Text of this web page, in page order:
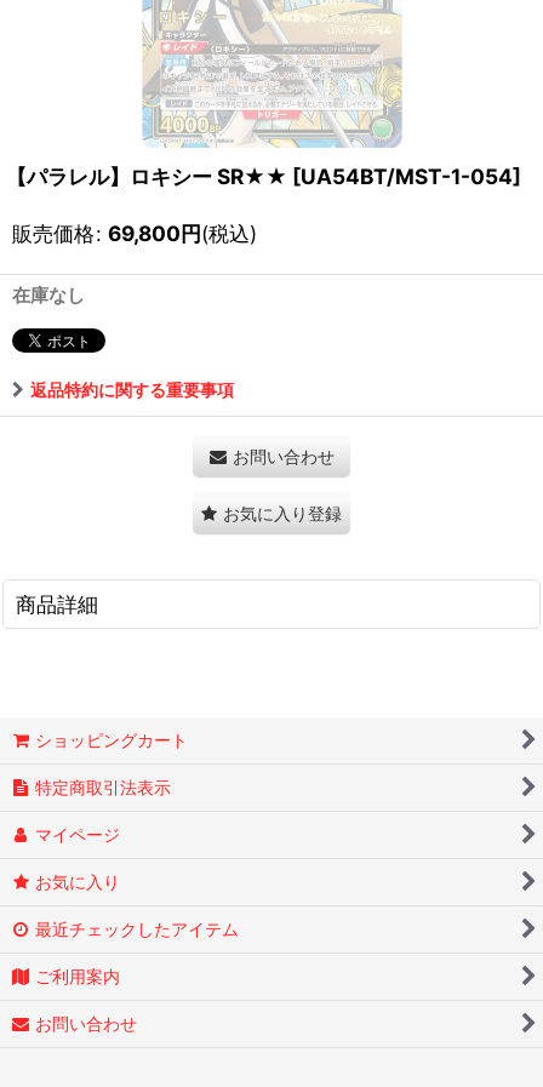
【パラレル】ロキシー SR★★ [UA54BT/MST-1-054]
販売価格: 69,800円(税込)
在庫なし
返品特約に関する重要事項
お問い合わせ
お気に入り登録
商品詳細
ショッピングカート
特定商取引法表示
マイページ
お気に入り
最近チェックしたアイテム
ご利用案内
お問い合わせ